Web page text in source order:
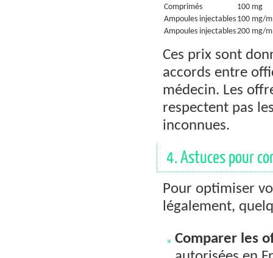
Comprimés
100 mg
Ampoules injectables 100 mg/
Ampoules injectables200 mg/
Ces prix sont
accords entre
médecin. Les
respectent pas
inconnues.
4. Astuces pour
Pour optimiser
légalement,
Comparer les